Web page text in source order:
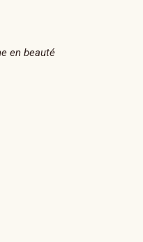
en beauté